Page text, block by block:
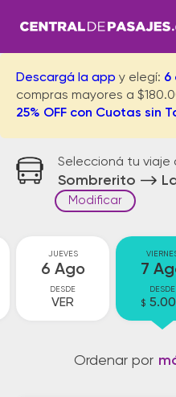
Descargá la app y elegí: 6
compras mayores a
25% OFF con Cuotas sin
Seleccioná tu viaje
Sombrerito
Modificar
JUEVES
6 Ago
DESDE
VER
7
DESDE
$
Ordenar por